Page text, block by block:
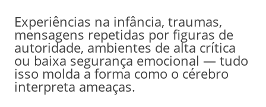
Experiências na infância, traumas,
mensagens repetidas por figuras de
autoridade, ambientes de alta crítica
ou baixa segurança emocional — tudo
isso molda a forma como o cérebro
interpreta ameaças.